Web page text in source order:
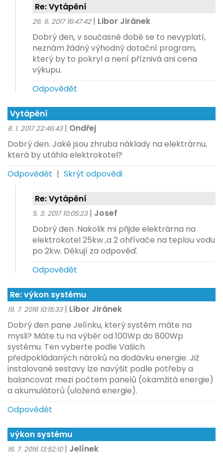
Re: Vytápění
26. 6. 2017 16:47:42 | Libor Jiránek
Dobrý den, v současné době se to nevyplatí,
neznám žádný výhodný dotační program,
který by to pokryl a není příznivá ani cena
výkupu.
Odpovědět
Vytápění
8. 1. 2017 22:46:43 | Ondřej
Dobrý den. Jaké jsou zhruba náklady na elektrárnu,
která by utáhla elektrokotel?
Odpovědět | Skrýt odpovědi
Re: Vytápění
5. 3. 2017 10:05:23 | Josef
Dobrý den .Nakolik mi přijde elektrárna na
elektrokotel 25kw ,a 2 ohřívače na teplou vodu
po 2kw. Děkují za odpověď.
Odpovědět
Re: výkon systému
19. 7. 2016 10:15:33 | Libor Jiránek
Dobrý den pane Jelínku, který systém máte na
mysli? Máte tu na výběr od 100Wp do 800Wp
systému. Ten vyberte podle Vašich
předpokládaných nároků na dodávku energie. Již
instalované sestavy lze navýšit podle potřeby a
balancovat mezi počtem panelů (okamžitá energie)
a akumulátorů (uložená energie).
Odpovědět
výkon systému
16. 7. 2016 13:52:10 | Jelínek